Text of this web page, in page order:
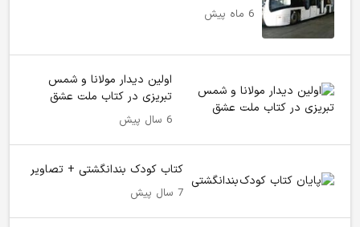
6 ماه پیش
اولین دیدار مولانا و شمس
تبریزی در کتاب ملت عشق
6 سال پیش
کتاب کودک بندانگشتی + تصاویر
7 سال پیش